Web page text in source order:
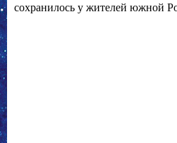
сохранилось у жителей южной